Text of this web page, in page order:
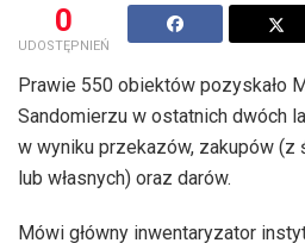
0
UDOSTĘPNIEŃ
Prawie 550 obiektów pozyskało
Sandomierzu w ostatnich dwóch
w wyniku przekazów, zakupów (z
lub własnych) oraz darów.
Mówi główny inwentaryzator